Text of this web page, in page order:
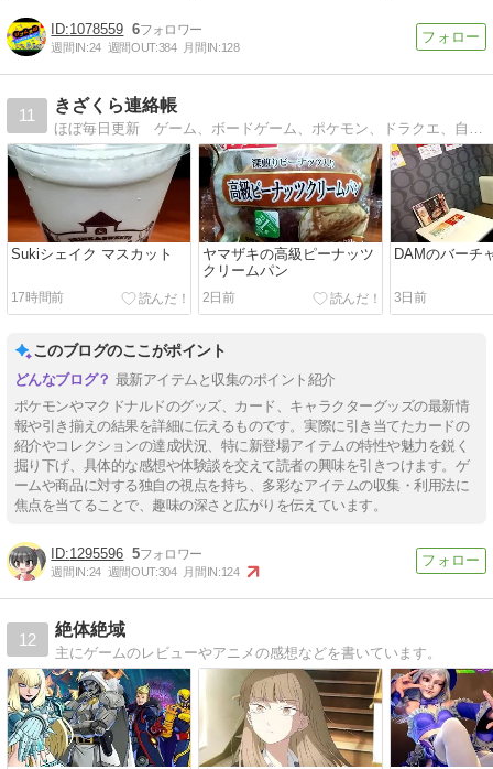
主人公』の物語が解禁
黄金の右腕が
守護する
1078559 6
週間IN:24 週間OUT:384 月間IN:128
11
きざくら連絡帳
ほぼ毎日更新 ゲーム、ボードゲーム、ポケモン、ドラクエ、自転車など趣味に関するブログです。
Sukiシェイク マスカット
17時間前
ヤマザキの高級ピーナッツ
クリームパン
2日前
DAMのバーチ
3日前
このブログのここがポイント
最新アイテムと収集のポイント紹介
ポケモンやマクドナルドのグッズ、カード、キャラクターグッズの最新情
報や引き揃えの結果を詳細に伝えるものです。実際に引き当てたカードの
紹介やコレクションの達成状況、特に新登場アイテムの特性や魅力を鋭く
掘り下げ、具体的な感想や体験談を交えて読者の興味を引きつけます。ゲ
ームや商品に対する独自の視点を持ち、多彩なアイテムの収集・利用法に
焦点を当てることで、趣味の深さと広がりを伝えています。
1295596 5
週間IN:24 週間OUT:304 月間IN:124
12
絶体絶域
主にゲームのレビューやアニメの感想などを書いています。